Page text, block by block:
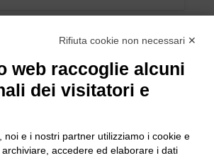
Rifiuta cookie non necessari ✕
web raccoglie alcuni
dei visitatori e
noi e i nostri partner utilizziamo i cookie e
accedere ed elaborare i dati